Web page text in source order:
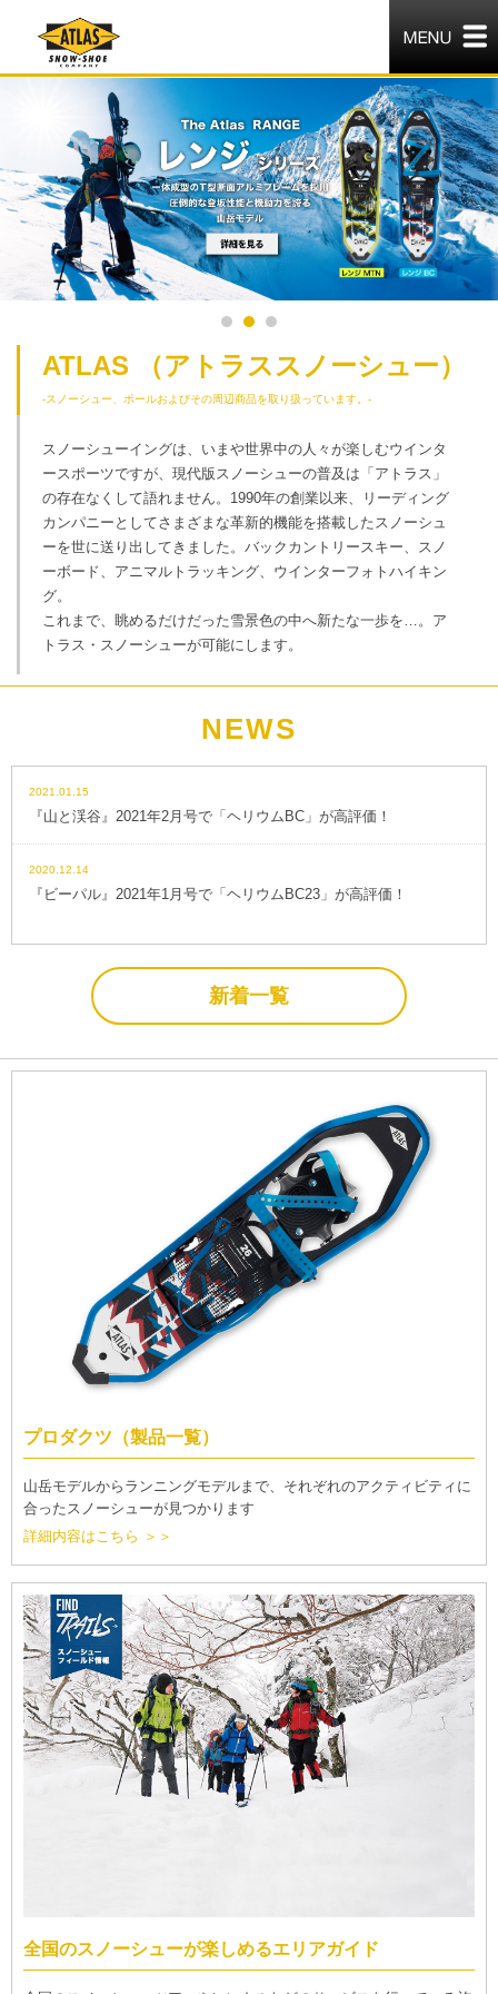
ATLAS （アトラススノーシュー）
-スノーシュー、ポールおよびその周辺商品を取り扱っています。-
スノーシューイングは、いまや世界中の人々が楽しむウインタ
ースポーツですが、現代版スノーシューの普及は「アトラス」
の存在なくして語れません。1990年の創業以来、リーディング
カンパニーとしてさまざまな革新的機能を搭載したスノーシュ
ーを世に送り出してきました。バックカントリースキー、スノ
ーボード、アニマルトラッキング、ウインターフォトハイキン
グ。
これまで、眺めるだけだった雪景色の中へ新たな一歩を…。ア
トラス・スノーシューが可能にします。
NEWS
2021.01.15
『山と渓谷』2021年2月号で「ヘリウムBC」が高評価！
2020.12.14
『ビーパル』2021年1月号で「ヘリウムBC23」が高評価！
新着一覧
プロダクツ（製品一覧）
山岳モデルからランニングモデルまで、それぞれのアクティビティに
合ったスノーシューが見つかります
詳細内容はこちら ＞＞
全国のスノーシューが楽しめるエリアガイド